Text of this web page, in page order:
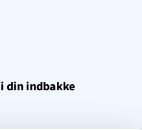
din indbakke